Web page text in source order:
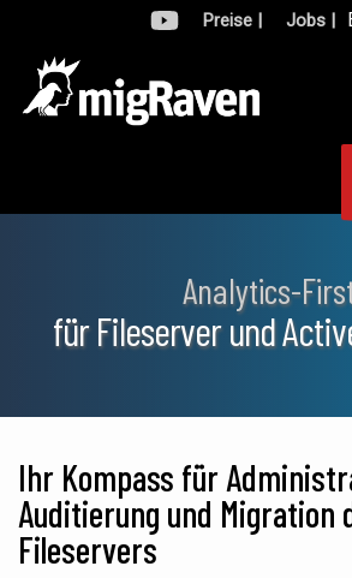
Preise | Jobs |
Analytics-
für Fileserver und
Ihr Kompass für
Auditierung und Migration
Fileservers